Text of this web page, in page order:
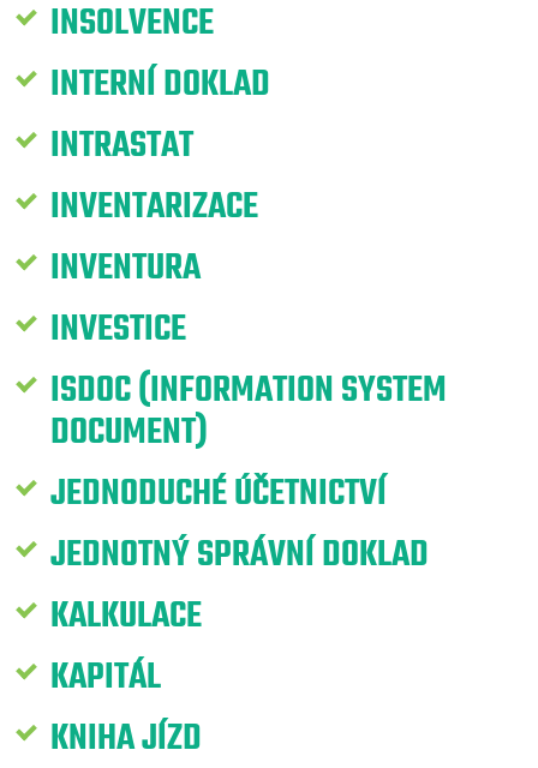
INSOLVENCE
INTERNÍ DOKLAD
INTRASTAT
INVENTARIZACE
INVENTURA
INVESTICE
ISDOC (INFORMATION SYSTEM
DOCUMENT)
JEDNODUCHÉ ÚČETNICTVÍ
JEDNOTNÝ SPRÁVNÍ DOKLAD
KALKULACE
KAPITÁL
KNIHA JÍZD